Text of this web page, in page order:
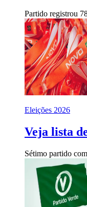
Partido registrou
Eleições 2026
Veja lista
Sétimo partido